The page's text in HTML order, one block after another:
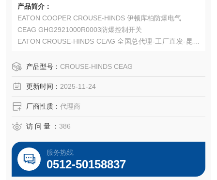
产品简介：
EATON COOPER CROUSE-HINDS 伊顿库柏防爆电气
CEAG GHG2921000R0003防爆控制开关
EATON CROUSE-HINDS CEAG 全国总代理-工厂直发-昆山
产品型号： CROUSE-HINDS CEAG
更新时间： 2025-11-24
厂商性质： 代理商
访 问 量 ： 386
服务热线
0512-50158837